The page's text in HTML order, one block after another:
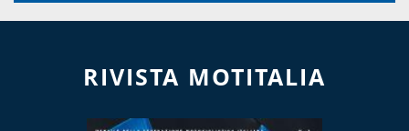
RIVISTA MOTITALIA